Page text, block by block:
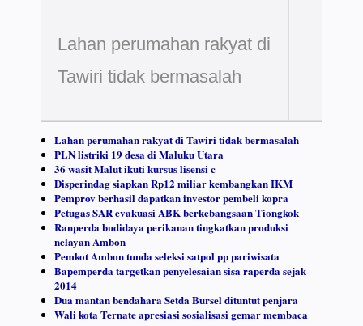
Lahan perumahan rakyat di
Tawiri tidak bermasalah
Lahan perumahan rakyat di Tawiri tidak bermasalah
PLN listriki 19 desa di Maluku Utara
36 wasit Malut ikuti kursus lisensi c
Disperindag siapkan Rp12 miliar kembangkan IKM
Pemprov berhasil dapatkan investor pembeli kopra
Petugas SAR evakuasi ABK berkebangsaan Tiongkok
Ranperda budidaya perikanan tingkatkan produksi
nelayan Ambon
Pemkot Ambon tunda seleksi satpol pp pariwisata
Bapemperda targetkan penyelesaian sisa raperda sejak
2014
Dua mantan bendahara Setda Bursel dituntut penjara
Wali kota Ternate apresiasi sosialisasi gemar membaca